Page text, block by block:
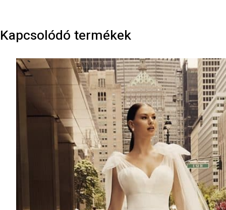
Kapcsolódó termékek